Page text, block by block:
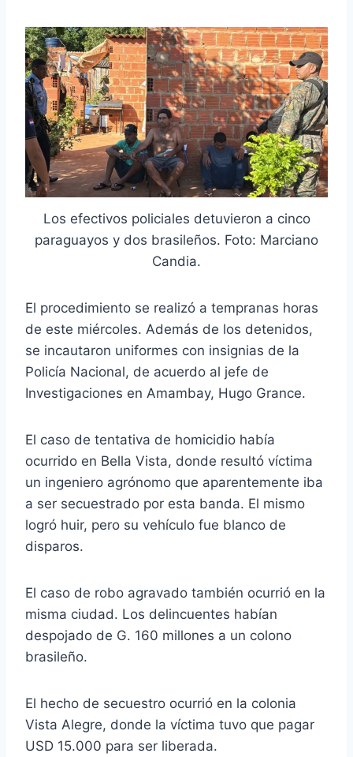
Los efectivos policiales detuvieron a cinco
paraguayos y dos brasileños. Foto: Marciano
Candia.
El procedimiento se realizó a tempranas horas
de este miércoles. Además de los detenidos,
se incautaron uniformes con insignias de la
Policía Nacional, de acuerdo al jefe de
Investigaciones en Amambay, Hugo Grance.
El caso de tentativa de homicidio había
ocurrido en Bella Vista, donde resultó víctima
un ingeniero agrónomo que aparentemente iba
a ser secuestrado por esta banda. El mismo
logró huir, pero su vehículo fue blanco de
disparos.
El caso de robo agravado también ocurrió en la
misma ciudad. Los delincuentes habían
despojado de G. 160 millones a un colono
brasileño.
El hecho de secuestro ocurrió en la colonia
Vista Alegre, donde la víctima tuvo que pagar
USD 15.000 para ser liberada.